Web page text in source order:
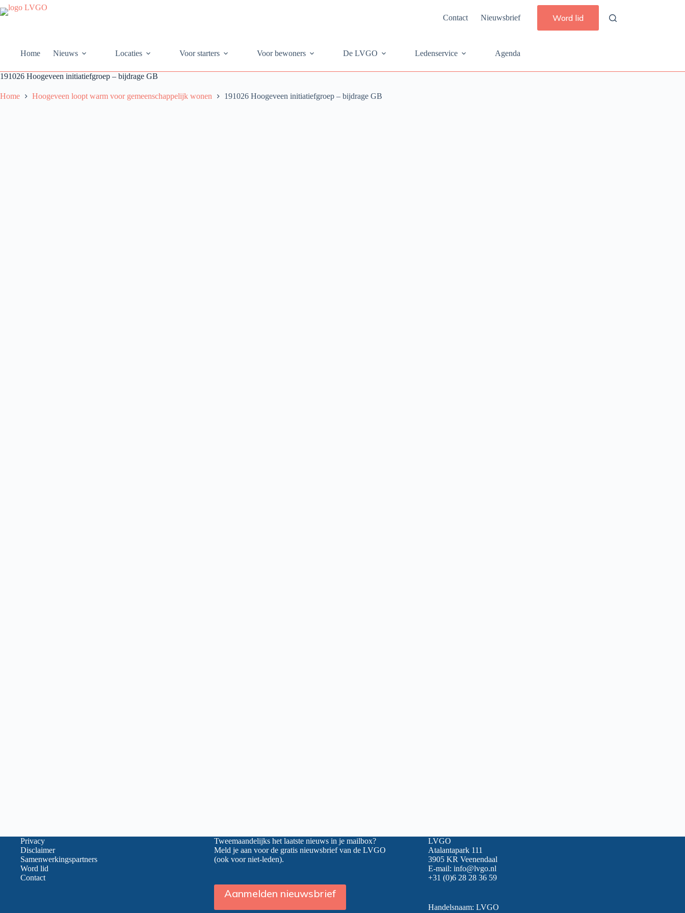
Ga
naar
Contact Nieuwsbrief Word lid
Home Nieuws Locaties Voor starters Voor bewoners De LVGO Ledenservice Agenda
191026 Hoogeveen initiatiefgroep – bijdrage GB
Home Hoogeveen loopt warm voor gemeenschappelijk wonen 191026 Hoogeveen initiatiefgroep – bijdrage GB
Privacy
Disclaimer
Samenwerkingspartners
Word lid
Contact
Tweemaandelijks het laatste nieuws in je mailbox?
Meld je aan voor de gratis nieuwsbrief van de LVGO
(ook voor niet-leden).
Aanmelden nieuwsbrief
LVGO
Atalantapark 111
3905 KR Veenendaal
E-mail: info@lvgo.nl
+31 (0)6 28 28 36 59
Handelsnaam: LVGO